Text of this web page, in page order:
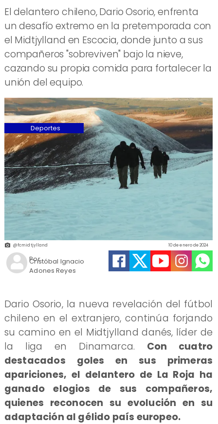
El delantero chileno, Dario Osorio, enfrenta
un desafío extremo en la pretemporada con
el Midtjylland en Escocia, donde junto a sus
compañeros "sobreviven" bajo la nieve,
cazando su propia comida para fortalecer la
unión del equipo.
@fcmidtjylland
Cristóbal Ignacio
Adones Reyes
10 de enero de 2024
Deportes
Por
​Dario Osorio, la nueva revelación del fútbol
chileno en el extranjero, continúa forjando
su camino en el Midtjylland danés, líder de
la liga en Dinamarca. Con cuatro
destacados goles en sus primeras
apariciones, el delantero de La Roja ha
ganado elogios de sus compañeros,
quienes reconocen su evolución en su
adaptación al gélido país europeo.